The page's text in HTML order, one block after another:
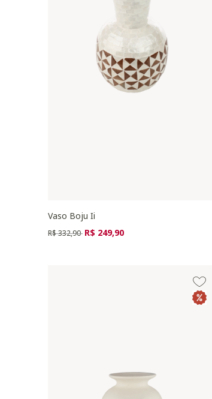
Vaso Boju Ii
Preço reduzido de
R$ 332,90 para
R$ 249,90